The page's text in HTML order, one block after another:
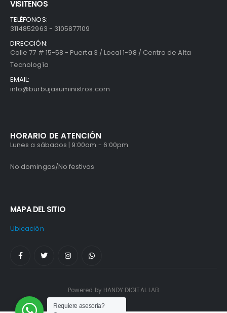
VISITENOS
TELÉFONOS:
3114852963 - 3105877109
DIRECCIÓN:
Calle 77 # 15-58 - Puerta 3 / Local 1-98 / Centro de Alta
Tecnología
EMAIL:
info@burbujasuministros.com
HORARIO DE ATENCIÓN
Lunes a sábados | 9:00am - 6:00pm
No domingos/No festivos
MAPA DEL SITIO
Ubicación
Powered by HANDY DIGITAL LAB
Requiere asesoría?